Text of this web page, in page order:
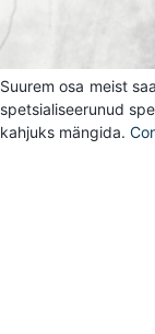
Suurem osa meist
spetsialiseerunud
kahjuks mängida.